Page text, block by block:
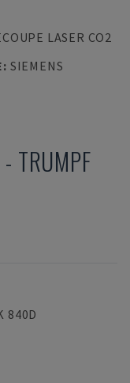
LASER CO2
: SIEMENS
- TRUMPF
840D